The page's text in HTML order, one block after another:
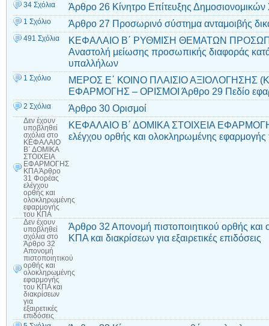
34 Σχόλια Άρθρο 26 Κίνητρο Επίτευξης Δημοσιονομικών
1 Σχόλιο Άρθρο 27 Προσωρινό σύστημα ανταμοιβής
491 Σχόλια
ΚΕΦΑΛΑΙΟ Β΄ ΡΥΘΜΙΣΗ ΘΕΜΑΤΩΝ
Αναστολή μείωσης προσωπικής διαφοράς κατά
υπαλλήλων
1 Σχόλιο
ΜΕΡΟΣ Ε΄ ΚΟΙΝΟ ΠΛΑΙΣΙΟ ΑΞΙΟΛΟΓΗΣΗΣ
ΕΦΑΡΜΟΓΗΣ – ΟΡΙΣΜΟΙ Άρθρο 29 Πεδίο
2 Σχόλια Άρθρο 30 Ορισμοί
Δεν έχουν
υποβληθεί
σχόλια στο
ΚΕΦΑΛΑΙΟ
Β΄ ΔΟΜΙΚΑ
ΣΤΟΙΧΕΙΑ
ΕΦΑΡΜΟΓΗΣ
ΚΠΑ Άρθρο
31 Φορέας
ελέγχου
ορθής και
ολοκληρωμένης
εφαρμογής
του ΚΠΑ
ΚΕΦΑΛΑΙΟ Β΄ ΔΟΜΙΚΑ ΣΤΟΙΧΕΙΑ
ελέγχου ορθής και ολοκληρωμένης
Δεν έχουν
υποβληθεί
σχόλια στο
Άρθρο 32
Απονομή
πιστοποιητικού
ορθής και
ολοκληρωμένης
εφαρμογής
του ΚΠΑ και
διακρίσεων
για
εξαιρετικές
επιδόσεις
Άρθρο 32 Απονομή πιστοποιητικού ορθής
ΚΠΑ και διακρίσεων για εξαιρετικές επιδόσεις